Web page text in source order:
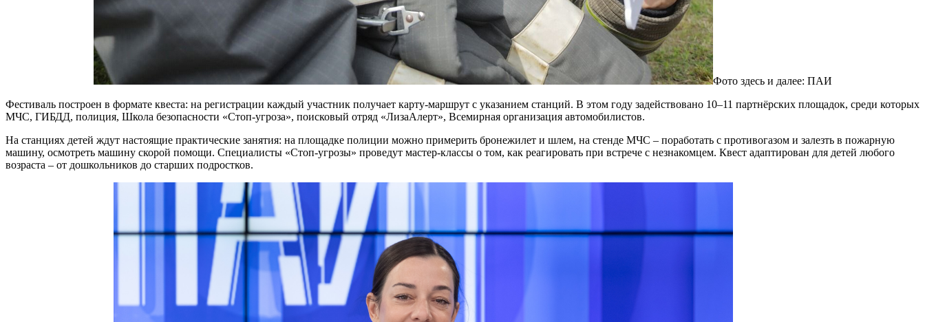
Фото здесь и далее: ПАИ
Фестиваль построен в формате квеста: на регистрации каждый участник получает карту-маршрут с указанием станций. В этом году задействовано 10–11 партнёрских площадок, среди которых
МЧС, ГИБДД, полиция, Школа безопасности «Стоп-угроза», поисковый отряд «ЛизаАлерт», Всемирная организация автомобилистов.
На станциях детей ждут настоящие практические занятия: на площадке полиции можно примерить бронежилет и шлем, на стенде МЧС – поработать с противогазом и залезть в пожарную
машину, осмотреть машину скорой помощи. Специалисты «Стоп-угрозы» проведут мастер-классы о том, как реагировать при встрече с незнакомцем. Квест адаптирован для детей любого
возраста – от дошкольников до старших подростков.